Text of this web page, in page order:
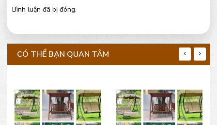
Bình luận đã bị đóng.
CÓ THỂ BẠN QUAN TÂM